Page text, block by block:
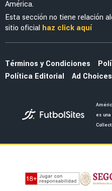
La tajante frase de
actuación de Alan
FC